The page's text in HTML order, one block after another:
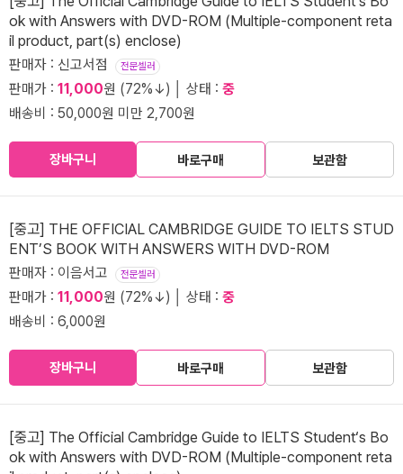
ok with Answers with DVD-ROM (Multiple-component reta
il product, part(s) enclose)
판매자 : 신고서점 전문셀러
판매가 : 11,000원 (72%↓) │ 상태 : 중
배송비 : 50,000원 미만 2,700원
장바구니 바로구매 보관함
[중고] THE OFFICIAL CAMBRIDGE GUIDE TO IELTS STUD
ENT’S BOOK WITH ANSWERS WITH DVD-ROM
판매자 : 이음서고 전문셀러
판매가 : 11,000원 (72%↓) │ 상태 : 중
배송비 : 6,000원
장바구니 바로구매 보관함
[중고] The Official Cambridge Guide to IELTS Student‘s Bo
ok with Answers with DVD-ROM (Multiple-component reta